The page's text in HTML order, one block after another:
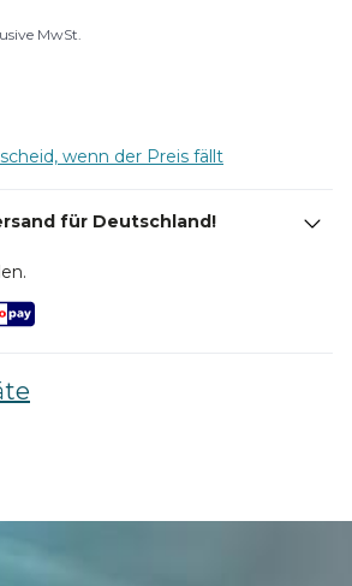
MwSt.
wenn der Preis fällt
für Deutschland!